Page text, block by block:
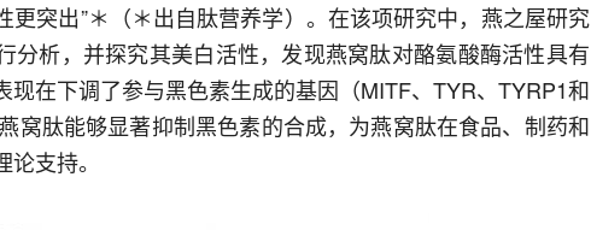
更突出”＊（＊出自肽营养学）。在该项研究中，燕之屋研究
分析，并探究其美白活性，发现燕窝肽对酪氨酸酶活性具有
现在下调了参与黑色素生成的基因（MITF、TYR、TYRP1和
窝肽能够显著抑制黑色素的合成，为燕窝肽在食品、制药和
支持。